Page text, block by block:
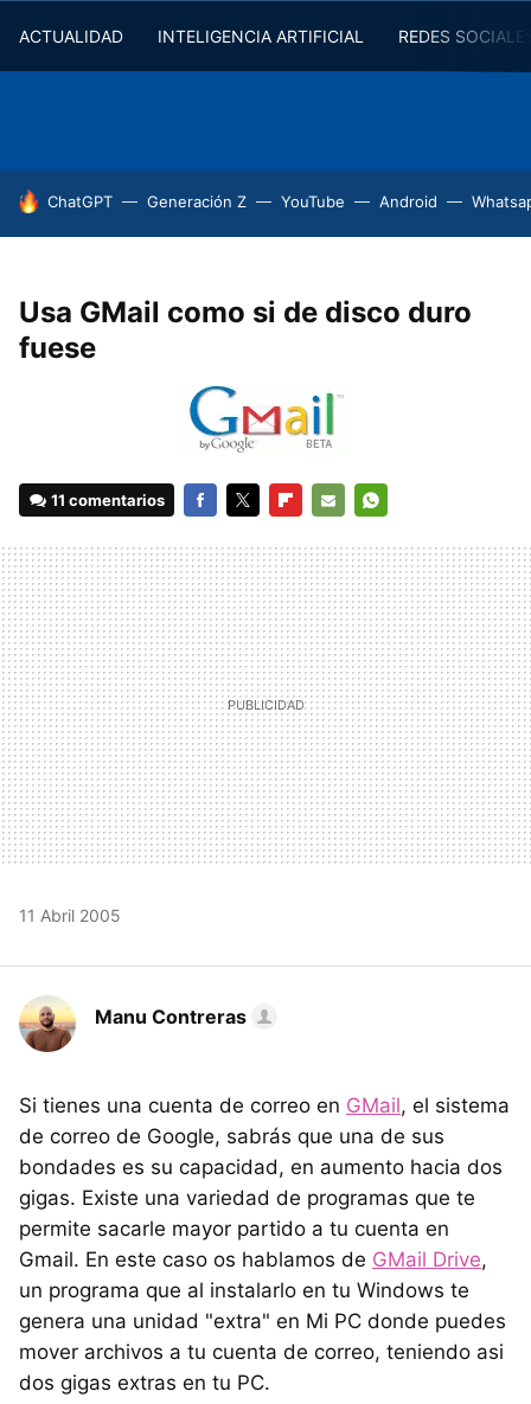
ACTUALIDAD INTELIGENCIA ARTIFICIAL REDES
HOY SE HABLA DE
ChatGPT Generación Z YouTube Android
Usa GMail como si de disco duro
fuese
11 comentarios
MAIL
11 Abril 2005
Manu Contreras
Si tienes una cuenta de correo en GMail, el sistema
de correo de Google, sabrás que una de sus
bondades es su capacidad, en aumento hacia dos
gigas. Existe una variedad de programas que te
permite sacarle mayor partido a tu cuenta en
Gmail. En este caso os hablamos de GMail Drive,
un programa que al instalarlo en tu Windows te
genera una unidad "extra" en Mi PC donde puedes
mover archivos a tu cuenta de correo, teniendo asi
dos gigas extras en tu PC.